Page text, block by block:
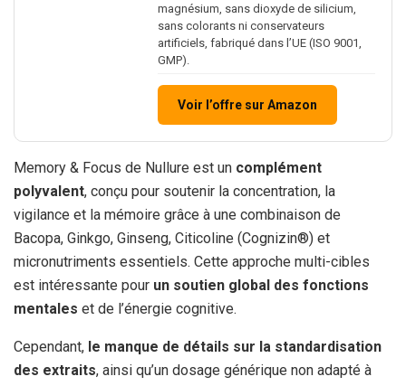
magnésium, sans dioxyde de silicium,
sans colorants ni conservateurs
artificiels, fabriqué dans l’UE (ISO 9001,
GMP).
Voir l’offre sur Amazon
Memory & Focus de Nullure est un complément
polyvalent, conçu pour soutenir la concentration, la
vigilance et la mémoire grâce à une combinaison de
Bacopa, Ginkgo, Ginseng, Citicoline (Cognizin®) et
micronutriments essentiels. Cette approche multi-cibles
est intéressante pour un soutien global des fonctions
mentales et de l’énergie cognitive.
Cependant, le manque de détails sur la standardisation
des extraits, ainsi qu’un dosage générique non adapté à